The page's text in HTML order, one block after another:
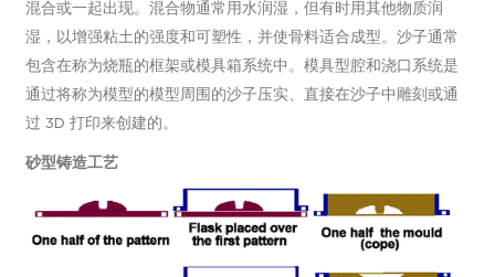
混合或一起出现。混合物通常用水润湿，但有时用其他物质润
湿，以增强粘土的强度和可塑性，并使骨料适合成型。沙子通常
包含在称为烧瓶的框架或模具箱系统中。模具型腔和浇口系统是
通过将称为模型的模型周围的沙子压实、直接在沙子中雕刻或通
过 3D 打印来创建的。
砂型铸造工艺